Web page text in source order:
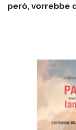
però, vorrebbe